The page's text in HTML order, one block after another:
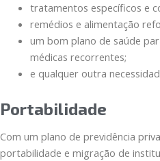
tratamentos específicos e
remédios e alimentação
um bom plano de saúde
médicas recorrentes;
e qualquer outra
Portabilidade
Com um plano de previdência
portabilidade e migração de